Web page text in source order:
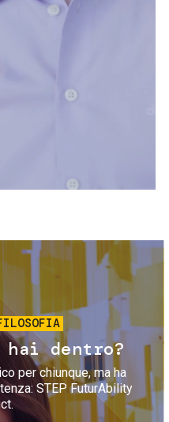
hai dentro?
per chiunque, ma ha
STEP FuturAbility